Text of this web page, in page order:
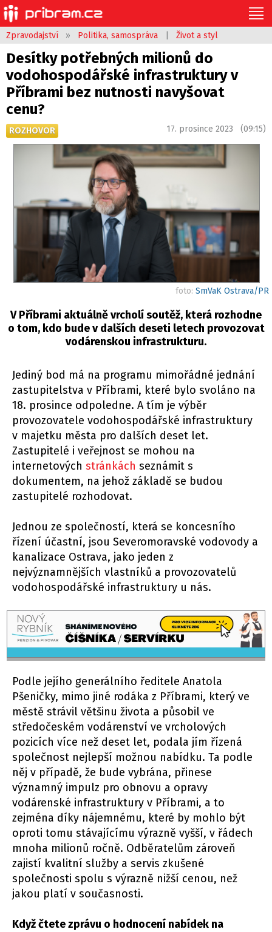
Zpravodajství » Politika, samospráva Život a styl
Desítky potřebných milionů do
vodohospodářské infrastruktury v
Příbrami bez nutnosti navyšovat
cenu?
ROZHOVOR 17. prosince 2023 (09:15)
foto: SmVaK Ostrava/PR
V Příbrami aktuálně vrcholí soutěž, která rozhodne
o tom, kdo bude v dalších deseti letech provozovat
vodárenskou infrastrukturu.
Jediný bod má na programu mimořádné jednání
zastupitelstva v Příbrami, které bylo svoláno na
18. prosince odpoledne. A tím je výběr
provozovatele vodohospodářské infrastruktury
v majetku města pro dalších deset let.
Zastupitelé i veřejnost se mohou na
internetových stránkách seznámit s
dokumentem, na jehož základě se budou
zastupitelé rozhodovat.
Jednou ze společností, která se koncesního
řízení účastní, jsou Severomoravské vodovody a
kanalizace Ostrava, jako jeden z
nejvýznamnějších vlastníků a provozovatelů
vodohospodářské infrastruktury u nás.
Podle jejího generálního ředitele Anatola
Pšeničky, mimo jiné rodáka z Příbrami, který ve
městě strávil většinu života a působil ve
středočeském vodárenství ve vrcholových
pozicích více než deset let, podala jím řízená
společnost nejlepší možnou nabídku. Ta podle
něj v případě, že bude vybrána, přinese
významný impulz pro obnovu a opravy
vodárenské infrastruktury v Příbrami, a to
zejména díky nájemnému, které by mohlo být
oproti tomu stávajícímu výrazně vyšší, v řádech
mnoha milionů ročně. Odběratelům zároveň
zajistí kvalitní služby a servis zkušené
společnosti spolu s výrazně nižší cenou, než
jakou platí v současnosti.
Když čtete zprávu o hodnocení nabídek na